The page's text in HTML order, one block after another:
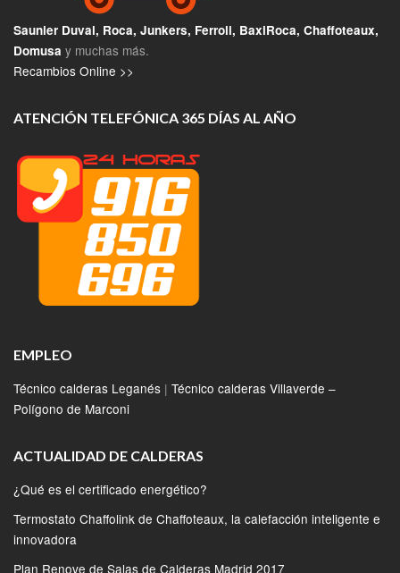
Saunier Duval, Roca, Junkers, Ferroli, BaxiRoca, Chaffoteaux,
Domusa y muchas más.
Recambios Online >>
ATENCIÓN TELEFÓNICA 365 DÍAS AL AÑO
EMPLEO
Técnico calderas Leganés | Técnico calderas Villaverde –
Polígono de Marconi
ACTUALIDAD DE CALDERAS
¿Qué es el certificado energético?
Termostato Chaffolink de Chaffoteaux, la calefacción inteligente e
innovadora
Plan Renove de Salas de Calderas Madrid 2017